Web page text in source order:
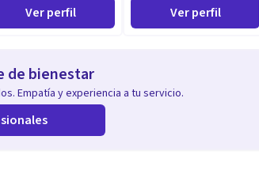
Ver perfil Ver perfil
de bienestar
Empatía y experiencia a tu servicio.